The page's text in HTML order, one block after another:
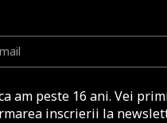
am peste 16 ani. Vei
inscrierii la